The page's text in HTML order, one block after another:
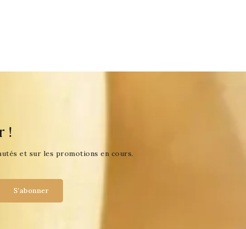
!
et sur les promotions en cours.